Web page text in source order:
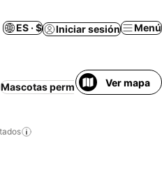
ES · $ Iniciar sesión Menú
Mascotas permitidas Casa o
Ver mapa